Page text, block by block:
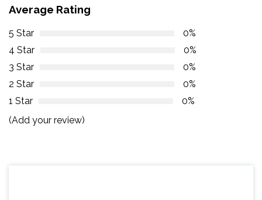
Average Rating
5 Star
0%
4 Star
0%
3 Star
0%
2 Star
0%
1 Star
0%
(Add your review)